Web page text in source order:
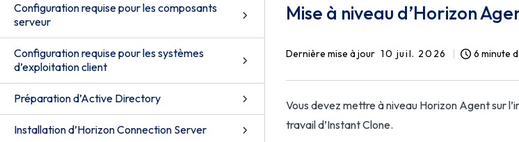
Configuration requise pour les composants
serveur
Configuration requise pour les systèmes
d’exploitation client
Préparation d’Active Directory
Installation d’Horizon Connection Server
Mise à niveau d’Horizon
Dernière mise à jour 10 juil. 2026 6 minute
Vous devez mettre à niveau Horizon Agent sur
travail d’Instant Clone.